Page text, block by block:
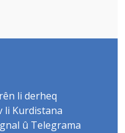
li derheq
li Kurdistana
û Telegrama